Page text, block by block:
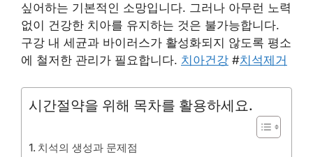
싶어하는 기본적인 소망입니다. 그러나 아무런 노력
없이 건강한 치아를 유지하는 것은 불가능합니다.
구강 내 세균과 바이러스가 활성화되지 않도록 평소
에 철저한 관리가 필요합니다. 치아건강 #치석제거
시간절약을 위해 목차를 활용하세요.
치석의 생성과 문제점